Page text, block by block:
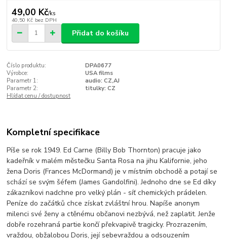
49,00 Kč/ks
40,50 Kč bez DPH
Přidat do košíku
Číslo produktu:
DPA0677
Výrobce:
USA films
Parametr 1:
audio: CZ,AJ
Parametr 2:
titulky: CZ
Hlídat cenu / dostupnost
Kompletní specifikace
Píše se rok 1949. Ed Carne (Billy Bob Thornton) pracuje jako
kadeřník v malém městečku Santa Rosa na jihu Kalifornie, jeho
žena Doris (Frances McDormand) je v místním obchodě a potají se
schází se svým šéfem (James Gandolfini). Jednoho dne se Ed díky
zákazníkovi nadchne pro velký plán - síť chemických prádelen.
Peníze do začátků chce získat zvláštní hrou. Napíše anonym
milenci své ženy a ctěnému občanovi nezbývá, než zaplatit. Jenže
dobře rozehraná partie končí překvapivě tragicky. Prozrazením,
vraždou, obžalobou Doris, její sebevraždou a odsouzením